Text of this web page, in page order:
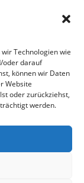
Technologien wie
oder darauf
können wir Daten
Website
oder zurückziehst,
werden.
und